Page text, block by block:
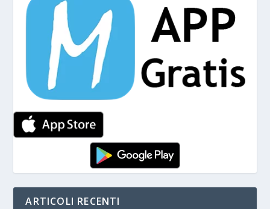
ARTICOLI RECENTI